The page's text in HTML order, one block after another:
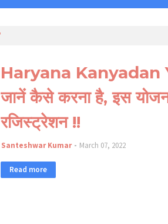
Haryana Kanyadan
जानें कैसे करना है, इस
रजिस्ट्रेशन !!
Santeshwar Kumar March 07, 2022
Read more